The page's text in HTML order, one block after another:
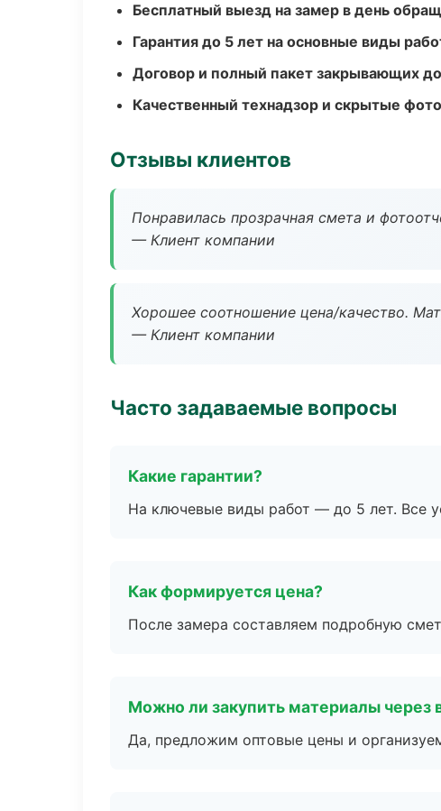
Бесплатный выезд на замер в день
Гарантия до 5 лет на основные виды
Договор и полный пакет закрывающих
Качественный технадзор и скрытые
Отзывы клиентов
Понравилась прозрачная смета и
— Клиент компании
Хорошее соотношение цена/качество.
— Клиент компании
Часто задаваемые вопросы
Какие гарантии?
На ключевые виды работ — до 5 лет. Все
Как формируется цена?
После замера составляем подробную
Можно ли закупить материалы через
Да, предложим оптовые цены и